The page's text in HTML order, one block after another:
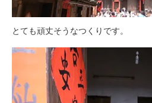
とても頑丈そうなつくりです。